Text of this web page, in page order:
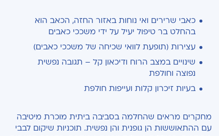
כאבי שרירים ואי נוחות באזור החזה, הכאב הוא
בהחלט בר טיפול יעיל על ידי משככי כאבים
עצירות (תופעת לוואי שכיחה של משככי כאבים)
שינויים במצב הרוח ודיכאון קל – תגובה נפשית
נפוצה וחולפת
בעיות זיכרון קלות ועייפות חולפת
מחקרים מראים שהחלמה בסביבה ביתית מוכרת מיטיבה
עם ההתאוששות הן גופנית והן נפשית. תוכניות שיקום לבבי